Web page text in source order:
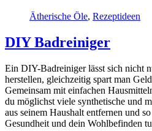
Ätherische Öle, Rezeptideen
DIY Badreiniger
Ein DIY-Badreiniger lässt sich nicht
herstellen, gleichzeitig spart man
Gemeinsam mit einfachen
du möglichst viele synthetische und
aus seinem Haushalt entfernen und
Gesundheit und dein Wohlbefinden